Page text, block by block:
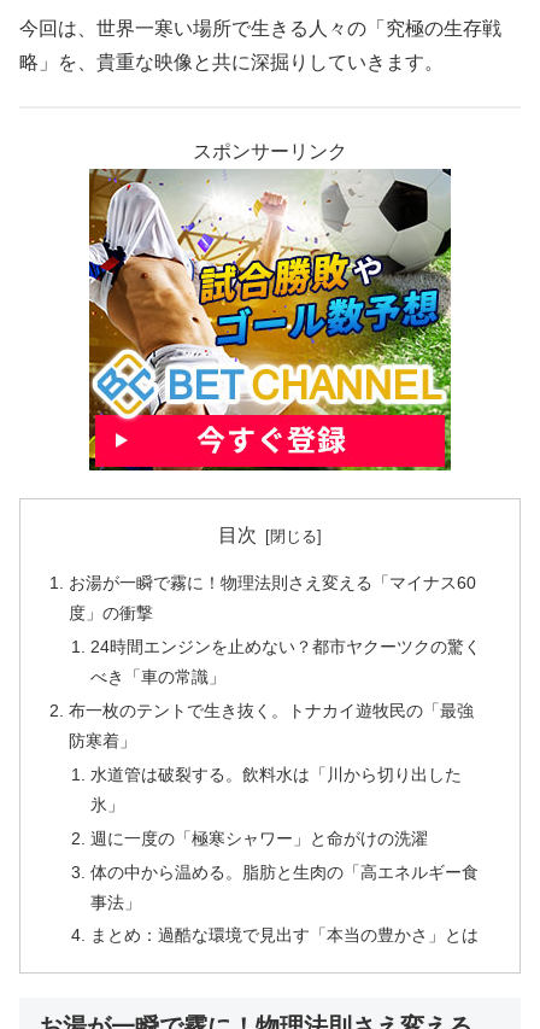
今回は、世界一寒い場所で生きる人々の「究極の生存戦
略」を、貴重な映像と共に深掘りしていきます。
スポンサーリンク
目次
お湯が一瞬で霧に！物理法則さえ変える「マイナス60
度」の衝撃
24時間エンジンを止めない？都市ヤクーツクの驚く
べき「車の常識」
布一枚のテントで生き抜く。トナカイ遊牧民の「最強
防寒着」
水道管は破裂する。飲料水は「川から切り出した
氷」
週に一度の「極寒シャワー」と命がけの洗濯
体の中から温める。脂肪と生肉の「高エネルギー食
事法」
まとめ：過酷な環境で見出す「本当の豊かさ」とは